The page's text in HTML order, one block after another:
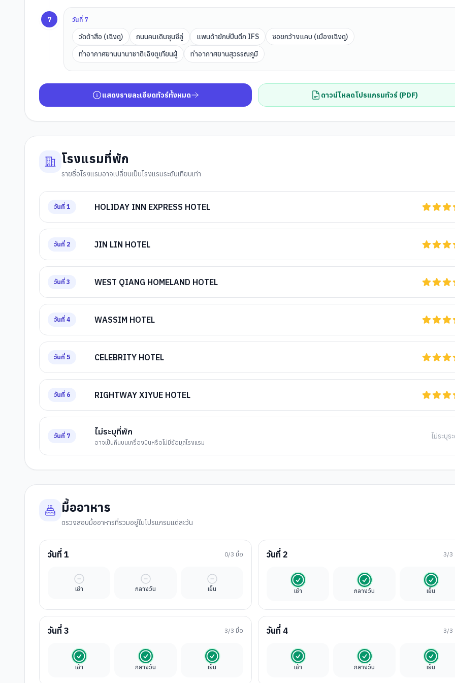
7 วันที่ 7
วัดต้าสือ (เฉิงตู) ถนนคนเดินซุนซีลู่ แพนด้ายักษ์ปีนตึก IFS
ซอยกว้างแคบ (เมืองเฉิงตู)
ท่าอากาศยานนานาชาติเฉิงตูเทียนฝู่
ท่าอากาศยานสุวรรณภูมิ
แสดงรายละเอียดทัวร์ทั้งหมด ดาวน์โหลดโปรแกรมทัวร์ (PDF)
โรงแรมที่พัก
รายชื่อโรงแรมอาจเปลี่ยนเป็นโรงแรมระดับเทียบเท่า
วันที่ 1 HOLIDAY INN EXPRESS HOTEL
วันที่ 2 JIN LIN HOTEL
วันที่ 3 WEST QIANG HOMELAND HOTEL
วันที่ 4 WASSIM HOTEL
วันที่ 5 CELEBRITY HOTEL
วันที่ 6 RIGHTWAY XIYUE HOTEL
วันที่ 7 ไม่ระบุที่พัก
อาจเป็นคืนบนเครื่องบินหรือไม่มีข้อมูลโรงแรม
ไม่ระบุร
มื้ออาหาร
ตรวจสอบมื้ออาหารที่รวมอยู่ในโปรแกรมแต่ละวัน
วันที่ 1 0/3 มื้อ
เช้า
มื้ออิสระ
กลางวัน
มื้ออิสระ
เย็น
มื้ออิสระ
วันที่ 2 3/3
เช้า
รวมในค่าทัวร์
กลางวัน
รวมในค่าทัวร์
เย็น
รวมใน
วันที่ 3 3/3 มื้อ
เช้า
รวมในค่าทัวร์
กลางวัน
รวมในค่าทัวร์
เย็น
รวมในค่าทัวร์
วันที่ 4 3/3
เช้า
รวมในค่าทัวร์
กลางวัน
รวมในค่าทัวร์
เย็น
รวมใน